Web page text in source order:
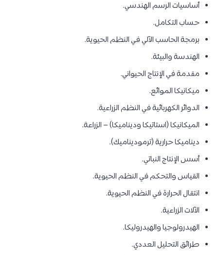
أساسيات الرسم الهندسي.
حساب التكامل.
برمجة الحاسب الآلي في النظم الحيوية.
الهندسة والبيئة.
مقدمة في الإنتاج الحيواني.
ميكانيكا الموائع.
الدوائر الكهربائية في النظم الزراعية.
الميكانيكا (استاتيكا وديناميكا) – الزراعة.
ديناميكا حرارية (ترموديناميك).
أسس الإنتاج النباتي.
القياس والتحكم في النظم الحيوية.
انتقال الحرارة في النظم الحيوية.
الآلات الزراعية.
الهيدرولوجيا والهيدروليكا.
طرائق التحليل العددي.